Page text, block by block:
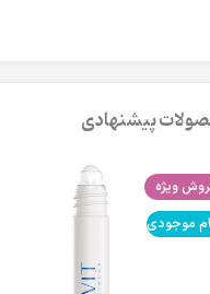
پیشنهادی
ویژه
موجودی